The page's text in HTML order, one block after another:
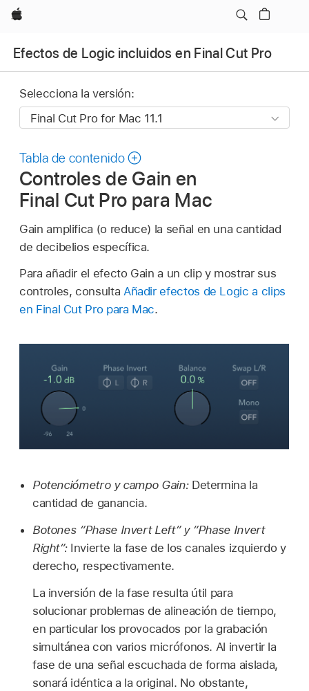
Apple
Efectos de Logic incluidos en Final Cut Pro
Selecciona la versión:
Tabla de contenido
Controles de Gain en
Final Cut Pro para Mac
Gain amplifica (o reduce) la señal en una cantidad
de decibelios específica.
Para añadir el efecto Gain a un clip y mostrar sus
controles, consulta Añadir efectos de Logic a clips
en Final Cut Pro para Mac.
Potenciómetro y campo Gain: Determina la
cantidad de ganancia.
Botones “Phase Invert Left” y “Phase Invert
Right”: Invierte la fase de los canales izquierdo y
derecho, respectivamente.
La inversión de la fase resulta útil para
solucionar problemas de alineación de tiempo,
en particular los provocados por la grabación
simultánea con varios micrófonos. Al invertir la
fase de una señal escuchada de forma aislada,
sonará idéntica a la original. No obstante,